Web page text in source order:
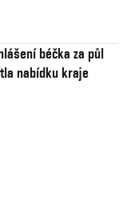
béčka za půl
nabídku kraje